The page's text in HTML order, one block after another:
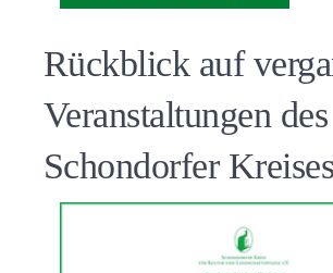
Rückblick auf
Veranstaltungen des
Schondorfer Kreises